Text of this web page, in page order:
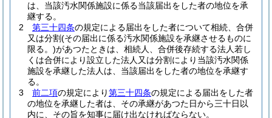
は、当該汚水関係施設に係る当該届出をした者の地位を承
継する。
2
第三十四条の規定による届出をした者について相続、合併
又は分割(その届出に係る汚水関係施設を承継させるものに
限る。)があつたときは、相続人、合併後存続する法人若し
くは合併により設立した法人又は分割により当該汚水関係
施設を承継した法人は、当該届出をした者の地位を承継す
る。
3
前二項の規定により第三十四条の規定による届出をした者
の地位を承継した者は、その承継があつた日から三十日以
内に、その旨を知事に届け出なければならない。